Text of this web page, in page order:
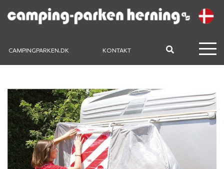
CAMPINGPARKEN.DK KONTAKT